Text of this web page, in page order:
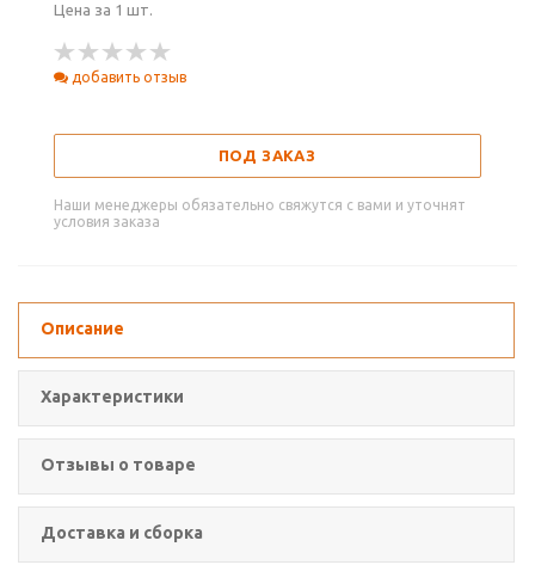
Цена за 1 шт.
добавить отзыв
ПОД ЗАКАЗ
Наши менеджеры обязательно свяжутся с вами и уточнят
условия заказа
Описание
Характеристики
Отзывы о товаре
Доставка и сборка